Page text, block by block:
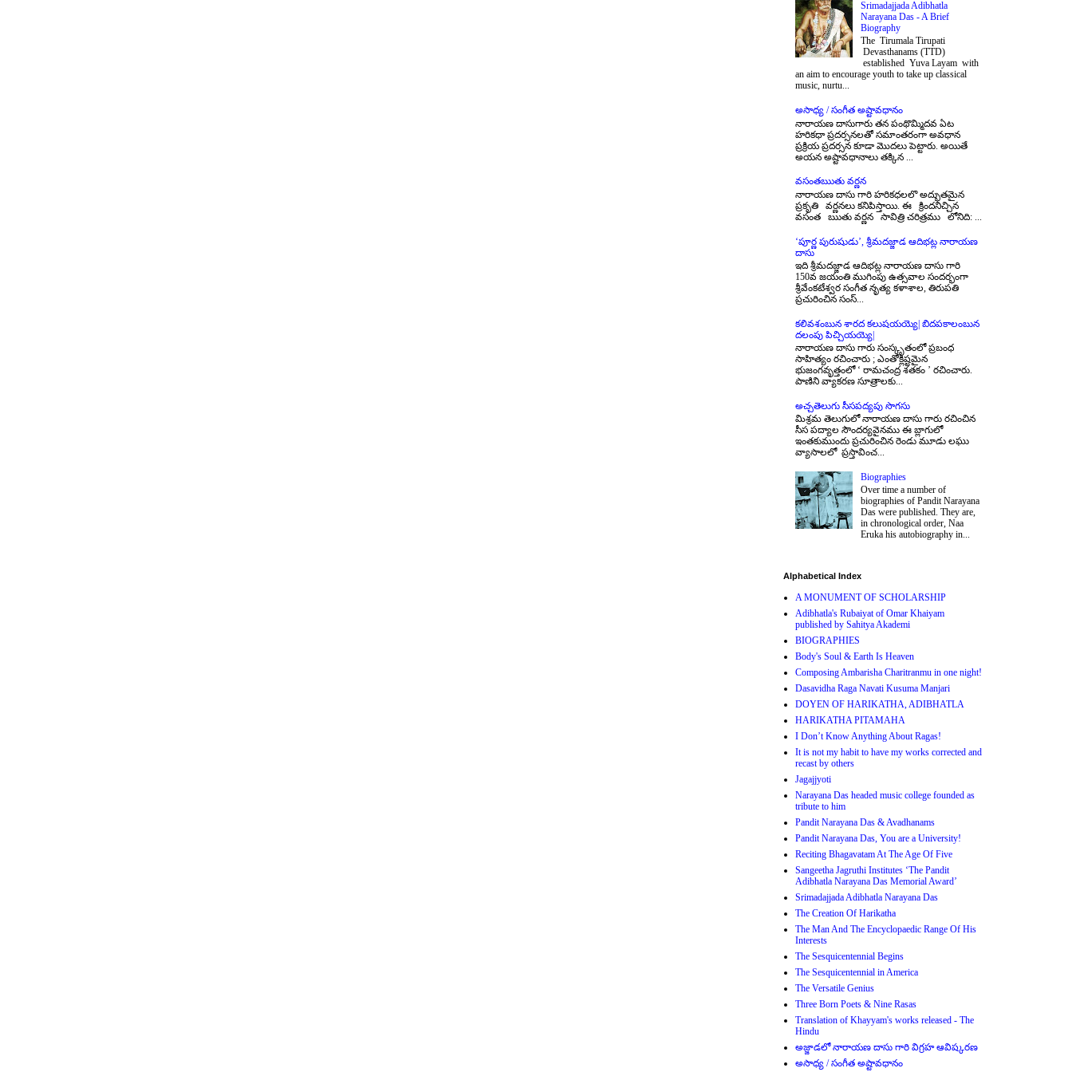
Srimadajjada Adibhatla
Narayana Das - A Brief
Biography
The Tirumala Tirupati
Devasthanams (TTD)
established Yuva Layam with
an aim to encourage youth to take up classical
music, nurtu...
అసాధ్య / సంగీత అష్టావధానం
నారాయణ దాసుగారు తన పంథొమ్మిదవ ఏట
హరికధా ప్రదర్సనలతో సమాంతరంగా అవధాన
ప్రక్రియ ప్రదర్సన కూడా మొదలు పెట్టారు. అయితే
అయన అష్టావధానాలు తక్కిన ...
వసంతఋతు వర్ణన
నారాయణ దాసు గారి హరికధలలొ అద్భుతమైన
ప్రకృతి వర్ణనలు కనిపిస్తాయి. ఈ క్రిందనిచ్చిన
వసంత ఋతు వర్ణన సావిత్రి చరిత్రము లోనిది: ...
‘పూర్ణ పురుషుడు’, శ్రీమదజ్జాడ ఆదిభట్ల నారాయణ
దాసు
ఇది శ్రీమదజ్జాడ ఆదిభట్ల నారాయణ దాసు గారి
150వ జయంతి ముగింపు ఉత్సవాల సందర్భంగా
శ్రీవేంకటేశ్వర సంగీత నృత్య కళాశాల, తిరుపతి
ప్రచురించిన సంస్...
కలివశంబున శారద కలుషయయ్యె| బిదపకాలంబున
దలంపు పిచ్చియయ్యె|
నారాయణ దాసు గారు సంస్కృతంలో ప్రబంధ
సాహిత్యం రచించారు ; ఎంతోక్లిష్టమైన
భుజంగవృత్తంలో ‘ రామచంద్ర శతకం ’ రచించారు.
పాణిని వ్యాకరణ సూత్రాలకు...
అచ్చతెలుగు సీసపద్యపు సొగసు
మిశ్రమ తెలుగులో నారాయణ దాసు గారు రచించిన
సీస పద్యాల సౌందర్యవైనము ఈ బ్లాగులో
ఇంతకుముందు ప్రచురించిన రెండు మూడు లఘు
వ్యాసాలలో ప్రస్తావించ...
Biographies
Over time a number of
biographies of Pandit Narayana
Das were published. They are,
in chronological order, Naa
Eruka his autobiography in...
Alphabetical Index
A MONUMENT OF SCHOLARSHIP
Adibhatla's Rubaiyat of Omar Khaiyam
published by Sahitya Akademi
BIOGRAPHIES
Body's Soul & Earth Is Heaven
Composing Ambarisha Charitranmu in one night!
Dasavidha Raga Navati Kusuma Manjari
DOYEN OF HARIKATHA, ADIBHATLA
HARIKATHA PITAMAHA
I Don’t Know Anything About Ragas!
It is not my habit to have my works corrected and
recast by others
Jagajjyoti
Narayana Das headed music college founded as
tribute to him
Pandit Narayana Das & Avadhanams
Pandit Narayana Das, You are a University!
Reciting Bhagavatam At The Age Of Five
Sangeetha Jagruthi Institutes ‘The Pandit
Adibhatla Narayana Das Memorial Award’
Srimadajjada Adibhatla Narayana Das
The Creation Of Harikatha
The Man And The Encyclopaedic Range Of His
Interests
The Sesquicentennial Begins
The Sesquicentennial in America
The Versatile Genius
Three Born Poets & Nine Rasas
Translation of Khayyam's works released - The
Hindu
అజ్జాడలో నారాయణ దాసు గారి విగ్రహ ఆవిష్కరణ
అసాధ్య / సంగీత అష్టావధానం